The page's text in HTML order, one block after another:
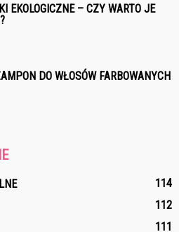
EKOLOGICZNE – CZY WARTO JE
DO WŁOSÓW FARBOWANYCH
114
112
111